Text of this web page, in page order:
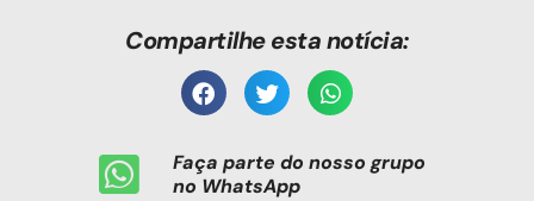
Compartilhe esta notícia:
Faça parte do nosso grupo
no WhatsApp